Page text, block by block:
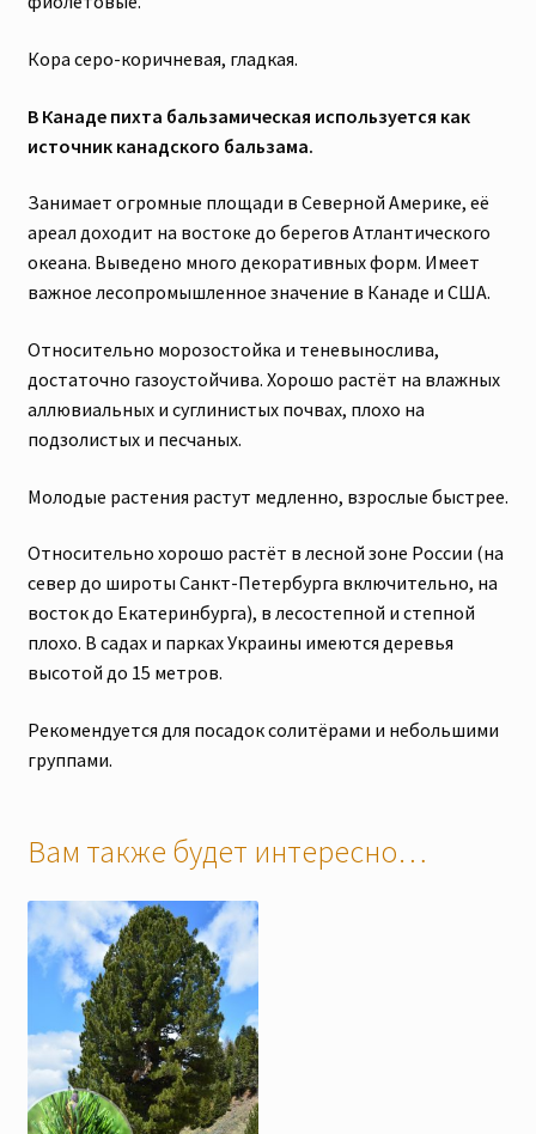
Кора серо-коричневая, гладкая.
В Канаде пихта бальзамическая используется как
источник канадского бальзама.
Занимает огромные площади в Северной Америке, её
ареал доходит на востоке до берегов Атлантического
океана. Выведено много декоративных форм. Имеет
важное лесопромышленное значение в Канаде и США.
Относительно морозостойка и теневынослива,
достаточно газоустойчива. Хорошо растёт на влажных
аллювиальных и суглинистых почвах, плохо на
подзолистых и песчаных.
Молодые растения растут медленно, взрослые быстрее.
Относительно хорошо растёт в лесной зоне России (на
север до широты Санкт-Петербурга включительно, на
восток до Екатеринбурга), в лесостепной и степной
плохо. В садах и парках Украины имеются деревья
высотой до 15 метров.
Рекомендуется для посадок солитёрами и небольшими
группами.
Вам также будет интересно…